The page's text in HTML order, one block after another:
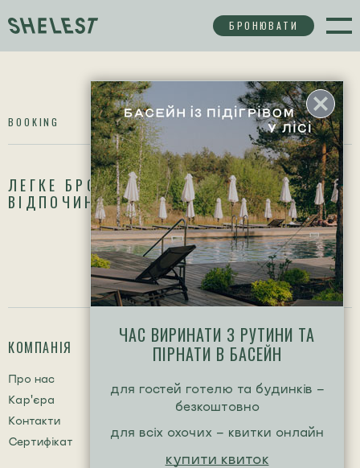
БРОНЮВАТИ
BOOKING
ЛЕГКЕ БРОНЮВАННЯ ВАШОГО
ВІДПОЧИНКУ
КОМПАНІЯ
Про нас
Кар'єра
Контакти
Сертифікат
ПІДТРИМКА
ЧАС ВИРИНАТИ З РУТИНИ ТА
ПІРНАТИ В БАСЕЙН
для гостей готелю та будинків -
безкоштовно
для всіх охочих - квитки онлайн
купити квиток